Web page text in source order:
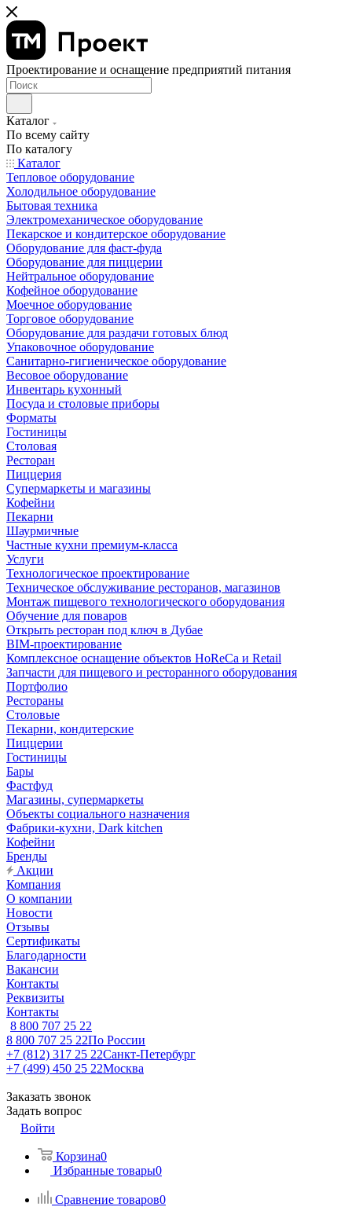
Проектирование и оснащение предприятий питания
Каталог
По всему сайту
По каталогу
Каталог
Тепловое оборудование
Холодильное оборудование
Бытовая техника
Электромеханическое оборудование
Пекарское и кондитерское оборудование
Оборудование для фаст-фуда
Оборудование для пиццерии
Нейтральное оборудование
Кофейное оборудование
Моечное оборудование
Торговое оборудование
Оборудование для раздачи готовых блюд
Упаковочное оборудование
Санитарно-гигиеническое оборудование
Весовое оборудование
Инвентарь кухонный
Посуда и столовые приборы
Форматы
Гостиницы
Столовая
Ресторан
Пиццерия
Супермаркеты и магазины
Кофейни
Пекарни
Шаурмичные
Частные кухни премиум-класса
Услуги
Технологическое проектирование
Техническое обслуживание ресторанов, магазинов
Монтаж пищевого технологического оборудования
Обучение для поваров
Открыть ресторан под ключ в Дубае
BIM-проектирование
Комплексное оснащение объектов HoReCa и Retail
Запчасти для пищевого и ресторанного оборудования
Портфолио
Рестораны
Столовые
Пекарни, кондитерские
Пиццерии
Гостиницы
Бары
Фастфуд
Магазины, супермаркеты
Объекты социального назначения
Фабрики-кухни, Dark kitchen
Кофейни
Бренды
Акции
Компания
О компании
Новости
Отзывы
Сертификаты
Благодарности
Вакансии
Контакты
Реквизиты
Контакты
8 800 707 25 22
8 800 707 25 22По России
+7 (812) 317 25 22Санкт-Петербург
+7 (499) 450 25 22Москва
Заказать звонок
Задать вопрос
Войти
Корзина0
Избранные товары0
Сравнение товаров0